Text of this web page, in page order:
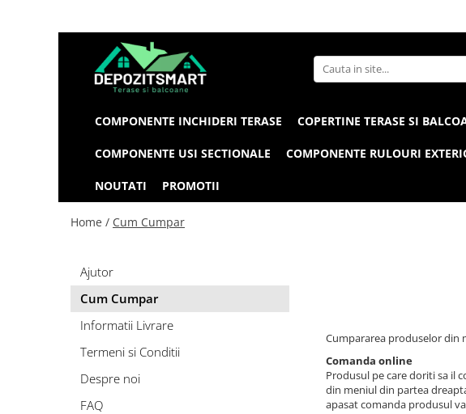
COMPONENTE INCHIDERI TERASE COPERTINE TERASE SI
COMPONENTE USI SECTIONALE COMPONENTE RULOURI
NOUTATI PROMOTII
Home / Cum Cumpar
Cumpararea produselor din
Comanda online
Produsul pe care doriti sa il
din meniul din partea
apasat comanda produsul
Ajutor
Cum Cumpar
Informatii Livrare
Termeni si Conditii
Despre noi
FAQ